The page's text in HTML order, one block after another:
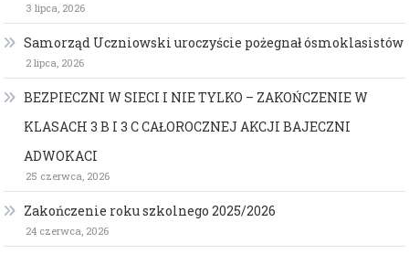
3 lipca, 2026
Samorząd Uczniowski uroczyście pożegnał ósmoklasistów
2 lipca, 2026
BEZPIECZNI W SIECI I NIE TYLKO – ZAKOŃCZENIE W
KLASACH 3 B I 3 C CAŁOROCZNEJ AKCJI BAJECZNI
ADWOKACI
25 czerwca, 2026
Zakończenie roku szkolnego 2025/2026
24 czerwca, 2026